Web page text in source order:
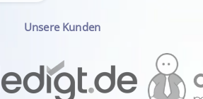
Unsere Kunden